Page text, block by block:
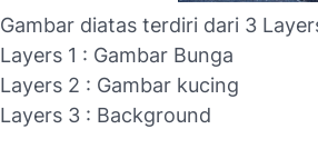
Gambar diatas terdiri dari 3
Layers 1 : Gambar Bunga
Layers 2 : Gambar kucing
Layers 3 : Background